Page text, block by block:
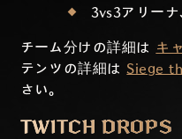
3vs3アリーナ
チーム分けの詳細は キ
テンツの詳細はSiege
さい。
TWITCH DROPS